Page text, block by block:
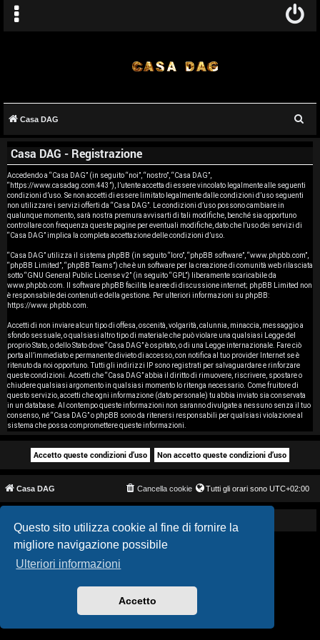
Questo sito utilizza cookie al fine di fornire la
migliore navigazione possibile
Ulteriori informazioni
Accetto
r
g
o
m
e
n
t
i
s
e
n
z
i
s
p
o
t
Casa DAG
Casa DAG - Registrazione
Accedendo a “Casa DAG” (in seguito “noi”, “nostro”, “Casa DAG”,
“https://www.casadag.com:443”), l’utente accetta di essere vincolato legalmente alle seguenti
condizioni d’uso. Se non accetti di essere limitato legalmente dalle condizioni d’uso seguenti
non utilizzare i servizi offerti da “Casa DAG”. Le condizioni d’uso possono cambiare in
qualunque momento, sarà nostra premura avvisarti di tali modifiche, benché sia opportuno
controllare con frequenza queste pagine per eventuali modifiche, dato che l’uso dei servizi di
“Casa DAG” implica la completa accettazione delle condizioni d’uso.
“Casa DAG” utilizza il sistema phpBB (in seguito “loro”, “phpBB software”, “www.phpbb.com”,
“phpBB Limited”, “phpBB Teams”) che è un software per la creazione di comunità web rilasciata
sotto “GNU General Public License v2” (in seguito “GPL”) liberamente scaricabile da
www.phpbb.com . Il software phpBB facilita le aree di discussione internet; phpBB Limited non
è responsabile dei contenuti e della gestione. Per ulteriori informazioni su phpBB:
https://www.phpbb.com
Accetti di non inviare alcun tipo di offesa, oscenità, volgarità, calunnia, minaccia, messaggio a
sfondo sessuale, o qualsiasi altro tipo di materiale che può violare una qualsiasi Legge del
proprio Stato, o dello Stato dove “Casa DAG” è ospitato, o di una Legge internazionale. Fare ciò
porta all’immediato e permanente divieto di accesso, con notifica al tuo provider Internet se è
ritenuto da noi opportuno. Tutti gli indirizzi IP sono registrati per salvaguardare e rinforzare
queste condizioni. Accetti che “Casa DAG” abbia il diritto di rimuovere, riscrivere, spostare o
chiudere qualsiasi argomento in qualsiasi momento lo ritenga necessario. Come fruitore di
questo servizio, accetti che ogni informazione (dato personale) tu abbia inviato sia conservata
in un database. Al contempo queste informazioni non saranno divulgate a nessuno senza il tuo
consenso, né “Casa DAG” o phpBB sono da ritenersi responsabili per qualsiasi violazione al
sistema che possa compromettere queste informazioni.
Casa DAG Tutti gli orari sono UTC+02:00
Cancella cookie